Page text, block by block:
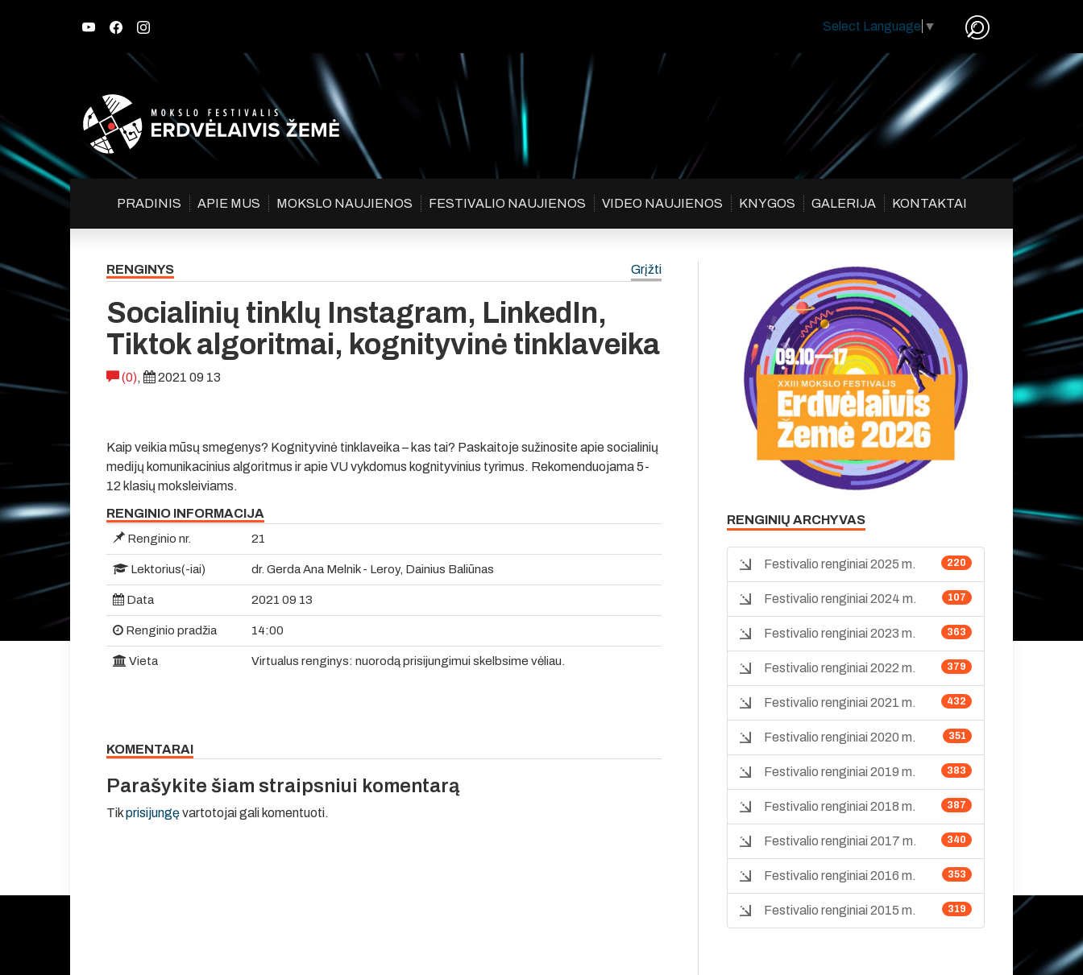
Select Language ▼
PRADINIS APIE MUS MOKSLO NAUJIENOS FESTIVALIO NAUJIENOS VIDEO NAUJIENOS KNYGOS GALERIJA KONTAKTAI
RENGINYS Grįžti
Socialinių tinklų Instagram, LinkedIn,
Tiktok algoritmai, kognityvinė tinklaveika
(0), 2021 09 13
Kaip veikia mūsų smegenys? Kognityvinė tinklaveika – kas tai? Paskaitoje sužinosite apie socialinių
medijų komunikacinius algoritmus ir apie VU vykdomus kognityvinius tyrimus. Rekomenduojama 5-
12 klasių moksleiviams.
RENGINIO INFORMACIJA
Renginio nr. 21
Lektorius(-iai) dr. Gerda Ana Melnik - Leroy, Dainius Baliūnas
Data 2021 09 13
Renginio pradžia 14:00
Vieta Virtualus renginys: nuorodą prisijungimui skelbsime vėliau.
KOMENTARAI
Parašykite šiam straipsniui komentarą
Tikprisijungęvartotojai gali komentuoti.
RENGINIŲ ARCHYVAS
220
Festivalio renginiai 2025 m.
107
Festivalio renginiai 2024 m.
363
Festivalio renginiai 2023 m.
379
Festivalio renginiai 2022 m.
432
Festivalio renginiai 2021 m.
351
Festivalio renginiai 2020 m.
383
Festivalio renginiai 2019 m.
387
Festivalio renginiai 2018 m.
340
Festivalio renginiai 2017 m.
353
Festivalio renginiai 2016 m.
319
Festivalio renginiai 2015 m.